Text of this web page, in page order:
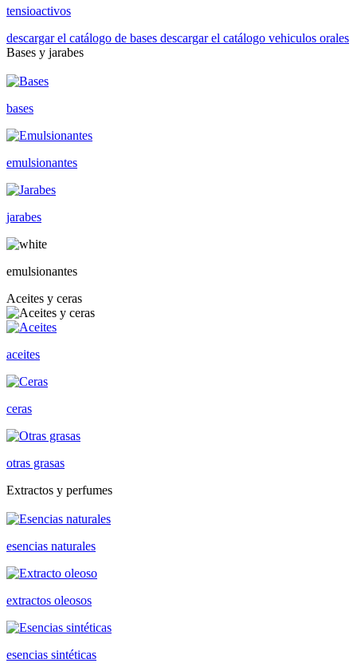
tensioactivos
descargar el catálogo de bases descargar el catálogo vehiculos orales
Bases y jarabes
bases
emulsionantes
jarabes
emulsionantes
Aceites y ceras
aceites
ceras
otras grasas
Extractos y perfumes
esencias naturales
extractos oleosos
esencias sintéticas